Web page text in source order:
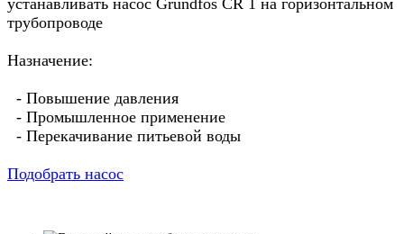
устанавливать насос Grundfos CR 1 на горизонтальном
трубопроводе
Назначение:
- Повышение давления
- Промышленное применение
- Перекачивание питьевой воды
Подобрать насос